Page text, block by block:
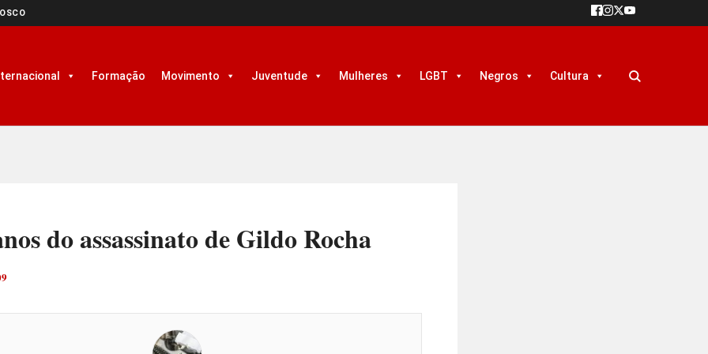
Formação Movimento Juventude Mulheres LGBT Negros Cultura
do assassinato de Gildo Rocha